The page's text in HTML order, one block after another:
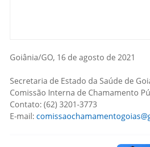
Goiânia/GO, 16 de agosto de 2021
Secretaria de Estado da Saúde de
Comissão Interna de Chamamento
Contato: (62) 3201-3773
E-mail: